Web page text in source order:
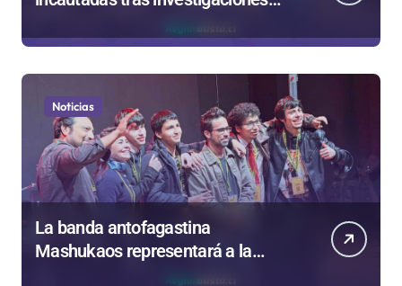
Noticias
La banda antofagastina
Mashukaos representará a la